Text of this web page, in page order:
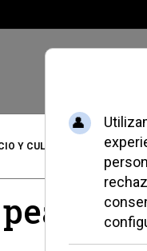
Y CULTURA DEPORTES